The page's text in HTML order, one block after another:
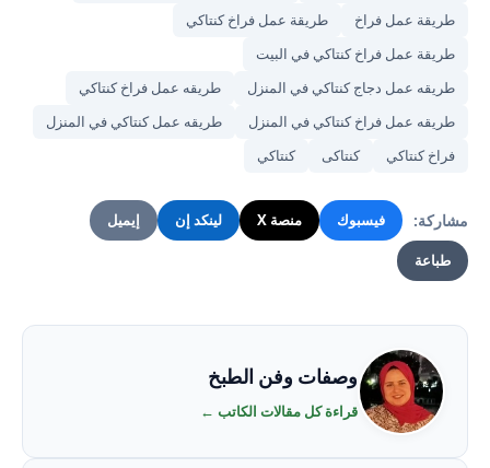
طريقة عمل فراخ
طريقة عمل فراخ كنتاكي
طريقة عمل فراخ كنتاكي في البيت
طريقه عمل دجاج كنتاكي في المنزل
طريقه عمل فراخ كنتاكي
طريقه عمل فراخ كنتاكي في المنزل
طريقه عمل كنتاكي في المنزل
فراخ كنتاكي
كنتاكى كنتاكي
مشاركة: فيسبوك منصة X لينكد إن إيميل
طباعة
وصفات وفن الطبخ
قراءة كل مقالات الكاتب ←